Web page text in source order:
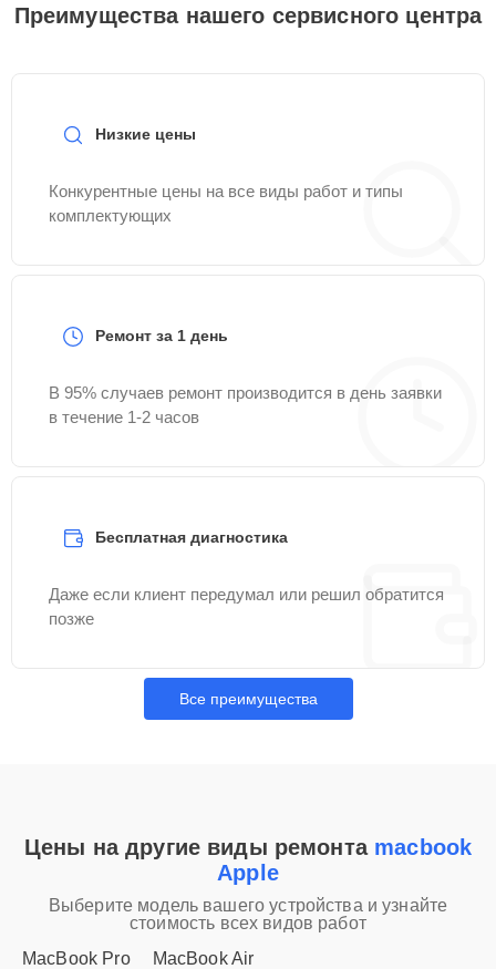
Преимущества нашего сервисного центра
Низкие цены
Конкурентные цены на все виды работ и типы
комплектующих
Ремонт за 1 день
В 95% случаев ремонт производится в день заявки
в течение 1-2 часов
Бесплатная диагностика
Даже если клиент передумал или решил обратится
позже
Все преимущества
Цены на другие виды ремонта macbook
Apple
Выберите модель вашего устройства и узнайте
стоимость всех видов работ
MacBook Pro
MacBook Air